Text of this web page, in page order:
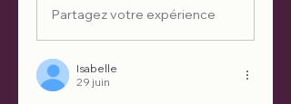
Partagez votre expérience
Isabelle
29 juin